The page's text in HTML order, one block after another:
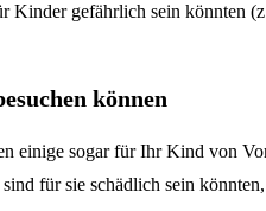
Kinder gefährlich sein könnten
können
einige sogar für Ihr Kind von
für sie schädlich sein